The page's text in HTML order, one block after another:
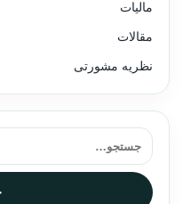
مالیات
مقالات
نظریه مشورتی
جستجو برای: